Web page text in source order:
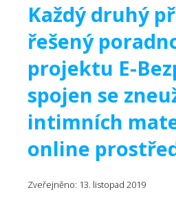
Každý druhý
řešený
projektu E-
spojen se
intimních
online
Zveřejněno: 13. listopad 2019